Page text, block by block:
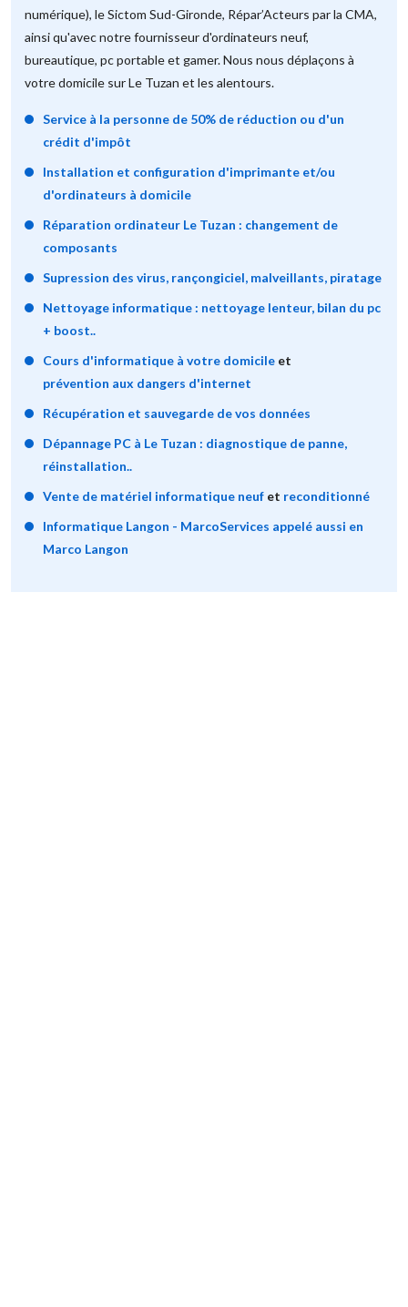
numérique), le Sictom Sud-Gironde, Répar’Acteurs par la CMA,
ainsi qu'avec notre fournisseur d'ordinateurs neuf,
bureautique, pc portable et gamer. Nous nous déplaçons à
votre domicile sur Le Tuzan et les alentours.
Service à la personne de 50% de réduction ou d'un
crédit d'impôt
Installation et configuration d'imprimante et/ou
d'ordinateurs à domicile
Réparation ordinateur Le Tuzan : changement de
composants
Supression des virus, rançongiciel, malveillants, piratage
Nettoyage informatique : nettoyage lenteur, bilan du pc
+ boost..
Cours d'informatique à votre domicile et
prévention aux dangers d'internet
Récupération et sauvegarde de vos données
Dépannage PC à Le Tuzan : diagnostique de panne,
réinstallation..
Vente de matériel informatique neuf et reconditionné
Informatique Langon - MarcoServices appelé aussi en
Marco Langon